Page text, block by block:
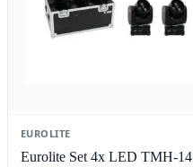
EUROLITE
Eurolite Set 4x LED TMH-14